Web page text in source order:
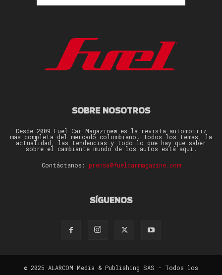
SOBRE NOSOTROS
Desde 2009 Fuel Car Magazine® es la revista automotriz
más completa del mercado colombiano. Todos los temas, la
actualidad, las tendencias y todo lo que hay que saber
sobre el cambiante mundo de los autos está aquí.
Contáctanos: prensa@fuelcarmagazine.com
SÍGUENOS
© 2025 ALARCOM Media & Publishing SAS - Todos los